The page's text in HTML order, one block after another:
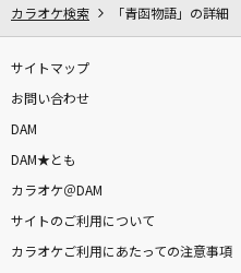
カラオケ検索 「青函物語」の詳細
サイトマップ
お問い合わせ
DAM
DAM★とも
カラオケ＠DAM
サイトのご利用について
カラオケご利用にあたっての注意事項